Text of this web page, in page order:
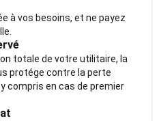
à vos besoins, et ne payez
totale de votre utilitaire, la
protége contre la perte
compris en cas de premier